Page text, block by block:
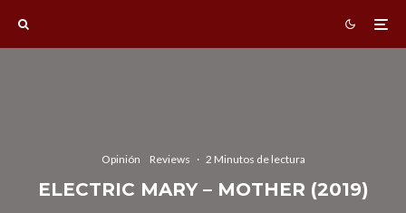
Opinión Reviews · 2 Minutos de lectura
ELECTRIC MARY – MOTHER (2019)